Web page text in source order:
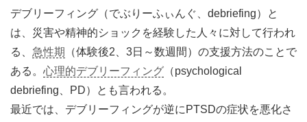
デブリーフィング（でぶりーふぃんぐ、debriefing）と
は、災害や精神的ショックを経験した人々に対して行われ
る、 急性期
（体験後2、3日～数週間）の支援方法のことで
ある。 心理的デブリーフィング （psychological
debriefing、PD）とも言われる。
最近では、デブリーフィングが逆にPTSDの症状を悪化さ